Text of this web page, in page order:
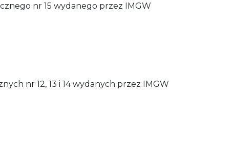
nr 15 wydanego przez IMGW
nr 12, 13 i 14 wydanych przez IMGW